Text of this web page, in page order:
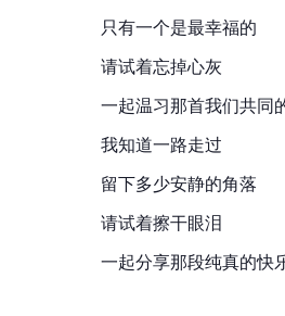
只有一个是最幸福的
请试着忘掉心灰
一起温习那首我们共同
我知道一路走过
留下多少安静的角落
请试着擦干眼泪
一起分享那段纯真的快